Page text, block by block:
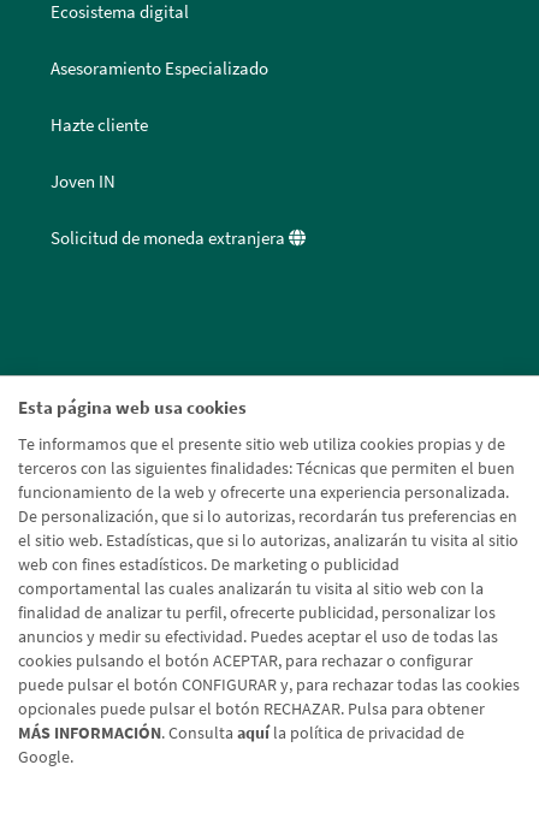
Esta página web usa cookies
Te informamos que el presente sitio web utiliza cookies propias y de
terceros con las siguientes finalidades: Técnicas que permiten el buen
funcionamiento de la web y ofrecerte una experiencia personalizada.
De personalización, que si lo autorizas, recordarán tus preferencias en
el sitio web. Estadísticas, que si lo autorizas, analizarán tu visita al sitio
web con fines estadísticos. De marketing o publicidad
comportamental las cuales analizarán tu visita al sitio web con la
finalidad de analizar tu perfil, ofrecerte publicidad, personalizar los
anuncios y medir su efectividad. Puedes aceptar el uso de todas las
cookies pulsando el botón ACEPTAR, para rechazar o configurar
puede pulsar el botón CONFIGURAR y, para rechazar todas las cookies
opcionales puede pulsar el botón RECHAZAR. Pulsa para obtener
MÁS INFORMACIÓN. Consulta aquíla política de privacidad de
Google.
Ecosistema digital
Asesoramiento Especializado
Hazte cliente
Joven IN
Solicitud de moneda extranjera
Aviso legal